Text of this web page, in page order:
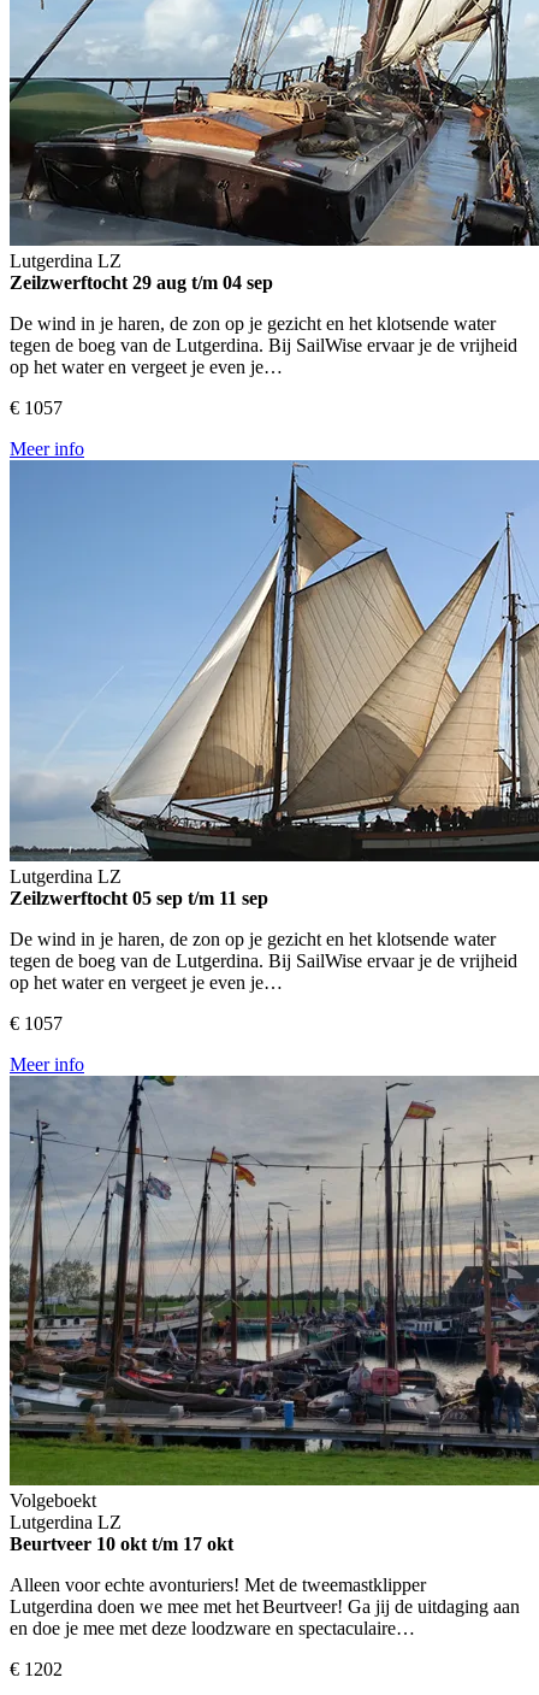
Lutgerdina LZ
Zeilzwerftocht 29 aug t/m 04 sep
De wind in je haren, de zon op je gezicht en het klotsende water
tegen de boeg van de Lutgerdina. Bij SailWise ervaar je de vrijheid
op het water en vergeet je even je…
€ 1057
Meer info
Lutgerdina LZ
Zeilzwerftocht 05 sep t/m 11 sep
De wind in je haren, de zon op je gezicht en het klotsende water
tegen de boeg van de Lutgerdina. Bij SailWise ervaar je de vrijheid
op het water en vergeet je even je…
€ 1057
Meer info
Volgeboekt
Lutgerdina LZ
Beurtveer 10 okt t/m 17 okt
Alleen voor echte avonturiers! Met de tweemastklipper
Lutgerdina doen we mee met het Beurtveer! Ga jij de uitdaging aan
en doe je mee met deze loodzware en spectaculaire…
€ 1202